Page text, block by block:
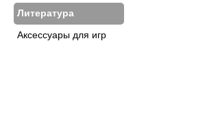
Литература
Аксессуары для игр